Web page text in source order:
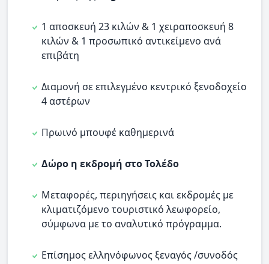
1 αποσκευή 23 κιλών & 1 χειραποσκευή 8
κιλών & 1 προσωπικό αντικείμενο ανά
επιβάτη
Διαμονή σε επιλεγμένο κεντρικό ξενοδοχείο
4 αστέρων
Πρωινό μπουφέ καθημερινά
Δώρο η εκδρομή στο Τολέδο
Μεταφορές, περιηγήσεις και εκδρομές με
κλιματιζόμενο τουριστικό λεωφορείο,
σύμφωνα με το αναλυτικό πρόγραμμα.
Επίσημος ελληνόφωνος ξεναγός /συνοδός